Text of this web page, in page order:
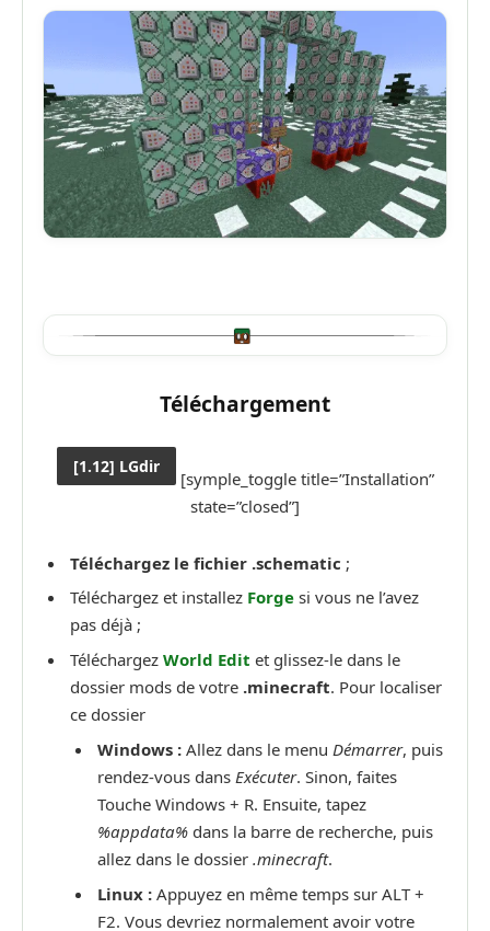
Téléchargement
[1.12] LGdir
[symple_toggle title=”Installation”
state=”closed”]
Téléchargez le fichier .schematic ;
Téléchargez et installez Forge si vous ne l’avez
pas déjà ;
Téléchargez World Edit et glissez-le dans le
dossier mods de votre .minecraft. Pour localiser
ce dossier
Windows : Allez dans le menu Démarrer, puis
rendez-vous dans Exécuter. Sinon, faites
Touche Windows + R. Ensuite, tapez
%appdata% dans la barre de recherche, puis
allez dans le dossier .minecraft.
Linux : Appuyez en même temps sur ALT +
F2. Vous devriez normalement avoir votre